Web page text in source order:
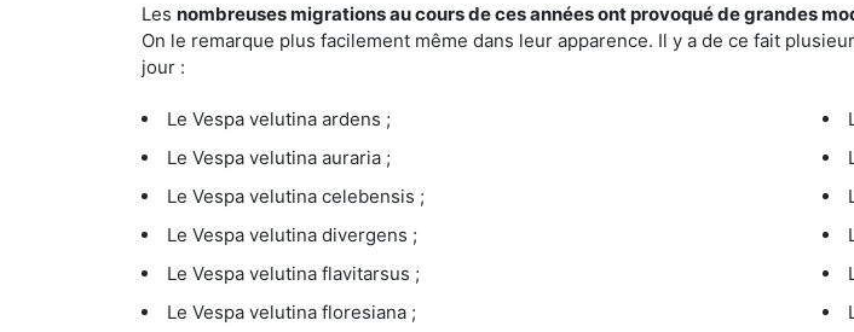
Les nombreuses migrations au cours de ces années ont provoqué de grandes
On le remarque plus facilement même dans leur apparence. Il y a de ce fait
jour :
Le Vespa velutina ardens ;
Le Vespa velutina auraria ;
Le Vespa velutina celebensis ;
Le Vespa velutina divergens ;
Le Vespa velutina flavitarsus ;
Le Vespa velutina floresiana ;